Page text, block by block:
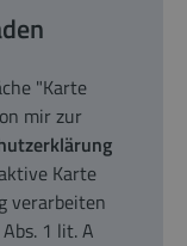
"Karte
mir zur
Karte
verarbeiten
1 lit. A